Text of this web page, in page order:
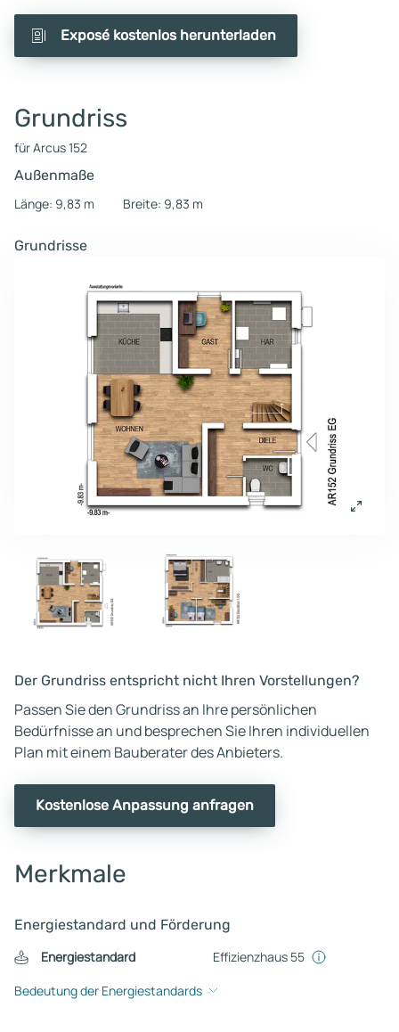
Exposé kostenlos herunterladen
Grundriss
für Arcus 152
Außenmaße
Länge: 9,83 m
Breite: 9,83 m
Grundrisse
Der Grundriss entspricht nicht Ihren Vorstellungen?
Passen Sie den Grundriss an Ihre persönlichen
Bedürfnisse an und besprechen Sie Ihren individuellen
Plan mit einem Bauberater des Anbieters.
Kostenlose Anpassung anfragen
Merkmale
Energiestandard und Förderung
Energiestandard
Effizienzhaus 55
Bedeutung der Energiestandards